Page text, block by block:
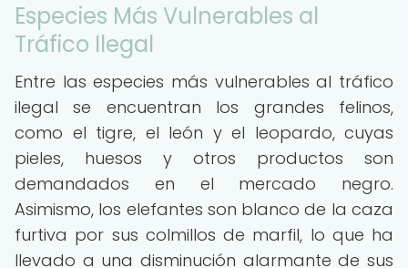
Especies Más Vulnerables al
Tráfico Ilegal
Entre las especies más vulnerables al tráfico
ilegal se encuentran los grandes felinos,
como el tigre, el león y el leopardo, cuyas
pieles, huesos y otros productos son
demandados en el mercado negro.
Asimismo, los elefantes son blanco de la caza
furtiva por sus colmillos de marfil, lo que ha
llevado a una disminución alarmante de sus